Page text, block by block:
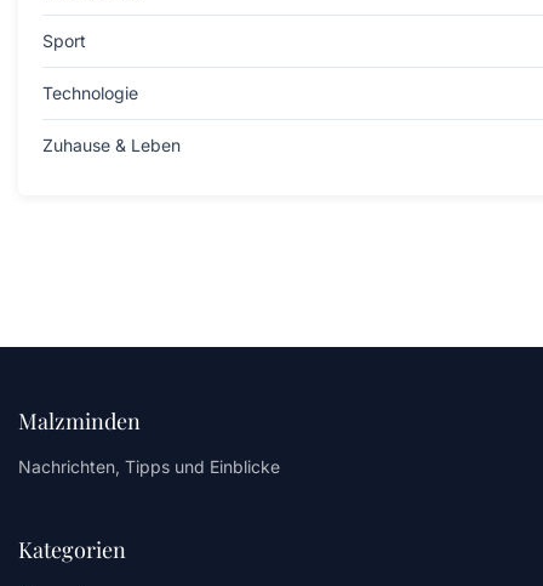
Sport
Technologie
Zuhause & Leben
Malzminden
Nachrichten, Tipps und Einblicke
Kategorien